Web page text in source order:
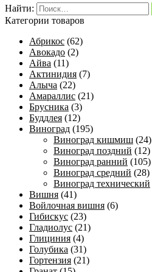
Найти:
Категории товаров
Абрикос (62)
Авокадо (2)
Айва (11)
Актинидия (7)
Алыча (22)
Амараллис (21)
Брусника (3)
Буддлея (12)
Виноград (195)
Виноград кишмиш (24)
Виноград поздний (12)
Виноград ранний (105)
Виноград средний (28)
Виноград технический
Вишня (41)
Войлочная вишня (6)
Гибискус (23)
Гладиолус (21)
Глициния (4)
Голубика (31)
Гортензия (21)